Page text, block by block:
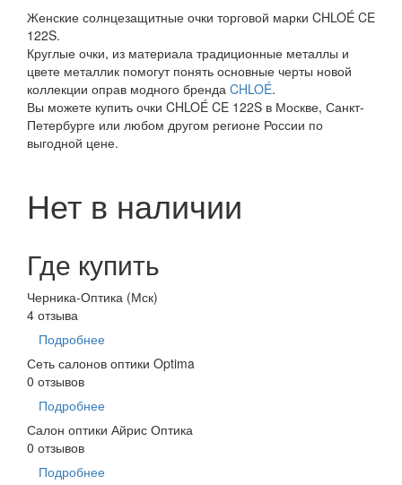
Женские солнцезащитные очки торговой марки CHLOÉ CE
122S.
Круглые очки, из материала традиционные металлы и
цвете металлик помогут понять основные черты новой
коллекции оправ модного бренда CHLOÉ.
Вы можете купить очки CHLOÉ CE 122S в Москве, Санкт-
Петербурге или любом другом регионе России по
выгодной цене.
Нет в наличии
Где купить
Черника-Оптика (Мск)
4 отзыва
Подробнее
Сеть салонов оптики Optima
0 отзывов
Подробнее
Салон оптики Айрис Оптика
0 отзывов
Подробнее